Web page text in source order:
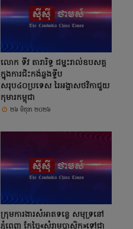
លោក ទីវ តារារិទ្ធ ជម្នះរាល់ឧបសគ្គ
ក្នុងការជិះកង់ឆ្លងទ្វីប
សរុប៤០ប្រទេស រៃអង្គាសថវិកាជួយ
កុមារកម្ពុជា
២៦ មិថុនា ២០២៦
ក្រុមការងារសំអាតទន្លេ សមុទ្រនៅ
ភ្នំពេញ កែច្នៃ«សំរាមប្លាស្ទិក»ទៅជា